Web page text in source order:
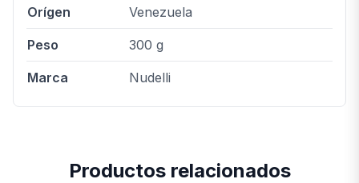
Orígen Venezuela
Peso 300 g
Marca Nudelli
Productos relacionados